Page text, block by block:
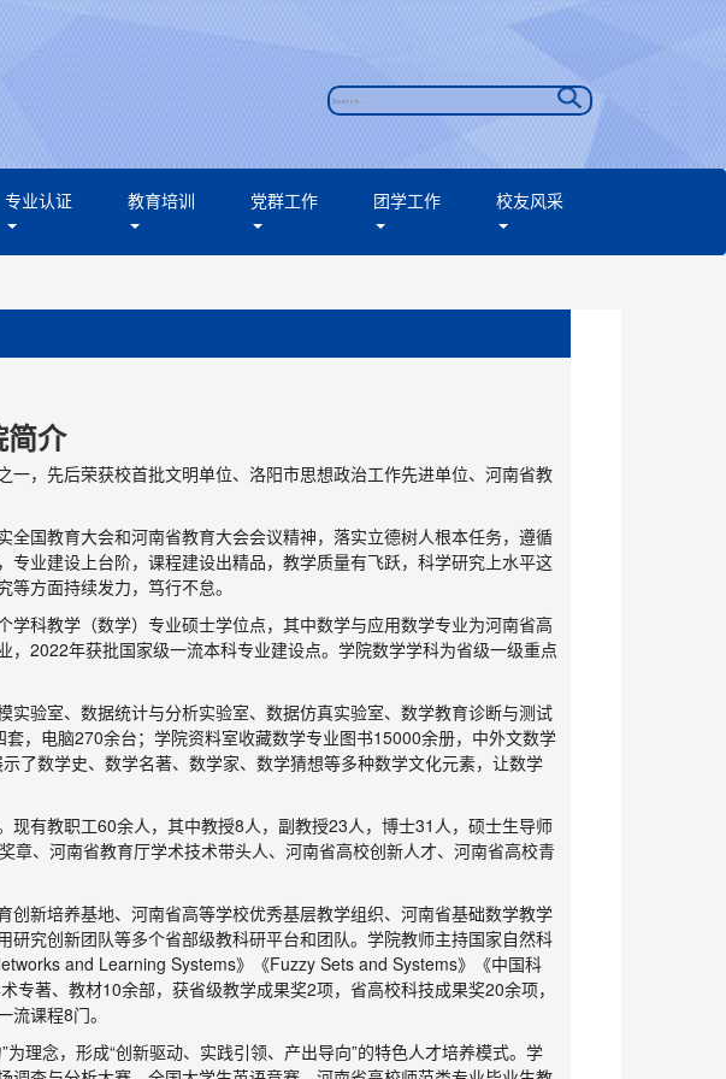
专业认证 教育培训 党群工作 团学工作 校友风采
简介
，先后荣获校首批文明单位、洛阳市思想政治工作先进单位、河南省教
国教育大会和河南省教育大会会议精神，落实立德树人根本任务，遵循
业建设上台阶，课程建设出精品，教学质量有飞跃，科学研究上水平这
方面持续发力，笃行不怠。
科教学（数学）专业硕士学位点，其中数学与应用数学专业为河南省高
2022年获批国家级一流本科专业建设点。学院数学学科为省级一级重点
验室、数据统计与分析实验室、数据仿真实验室、数学教育诊断与测试
，电脑270余台；学院资料室收藏数学专业图书15000余册，中外文数学
了数学史、数学名著、数学家、数学猜想等多种数学文化元素，让数学
有教职工60余人，其中教授8人，副教授23人，博士31人，硕士生导师
、河南省教育厅学术技术带头人、河南省高校创新人才、河南省高校青
新培养基地、河南省高等学校优秀基层教学组织、河南省基础数学教学
究创新团队等多个省部级教科研平台和团队。学院教师主持国家自然科
and Learning Systems》《Fuzzy Sets and Systems》《中国科
著、教材10余部，获省级教学成果奖2项，省高校科技成果奖20余项，
课程8门。
理念，形成“创新驱动、实践引领、产出导向”的特色人才培养模式。学